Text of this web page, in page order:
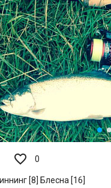
0
[8] Блесна [16]